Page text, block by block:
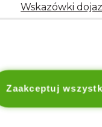
Wskazówki
Copyright © Estera.
Zaakceptuj